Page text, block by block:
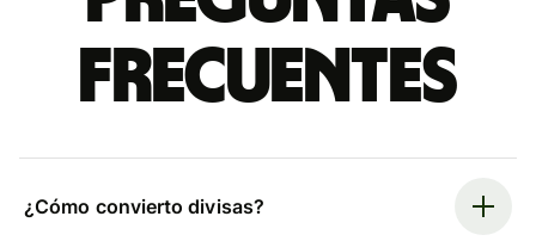
frecuentes
¿Cómo convierto divisas?